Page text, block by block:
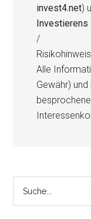
invest4.net)
Investierens
/
Risikohinweis
Alle
Gewähr)